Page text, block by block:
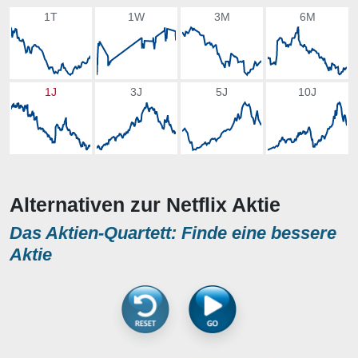
1T 1W 3M 6M
1J 3J 5J 10J
Alternativen zur Netflix Aktie
Das Aktien-Quartett: Finde eine bessere
Aktie